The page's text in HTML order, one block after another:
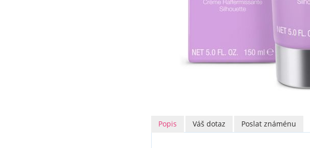
Popis Váš dotaz Poslat známénu